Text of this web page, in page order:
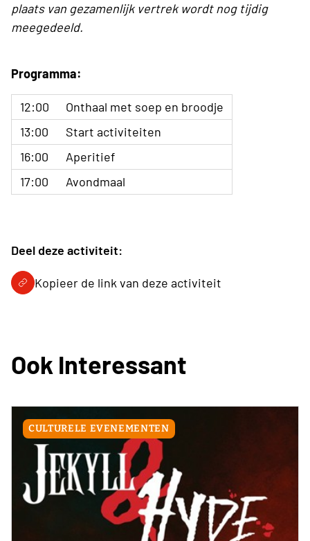
plaats van gezamenlijk vertrek wordt nog tijdig
meegedeeld.
Programma:
12:00
Onthaal met soep en broodje
13:00
Start activiteiten
16:00
Aperitief
17:00
Avondmaal
Deel deze activiteit:
Kopieer de link van deze activiteit
Ook Interessant
CULTURELE EVENEMENTEN